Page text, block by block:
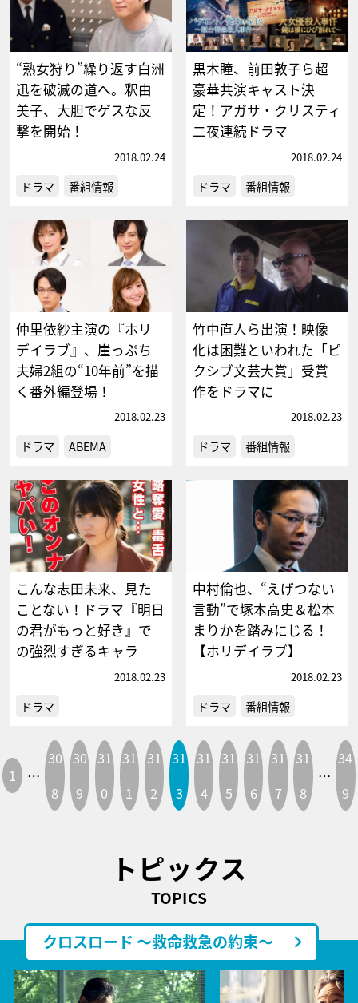
“熟女狩り”繰り返す白洲
迅を破滅の道へ。釈由
美子、大胆でゲスな反
撃を開始！
2018.02.24
ドラマ 番組情報
黒木瞳、前田敦子ら超
豪華共演キャスト決
定！アガサ・クリスティ
二夜連続ドラマ
2018.02.24
ドラマ 番組情報
仲里依紗主演の『ホリ
デイラブ』、崖っぷち
夫婦2組の“10年前”を描
く番外編登場！
2018.02.23
ドラマ ABEMA
竹中直人ら出演！映像
化は困難といわれた「ピ
クシブ文芸大賞」受賞
作をドラマに
2018.02.23
ドラマ 番組情報
こんな志田未来、見た
ことない！ドラマ『明日
の君がもっと好き』で
の強烈すぎるキャラ
2018.02.23
ドラマ
中村倫也、“えげつない
言動”で塚本高史＆松本
まりかを踏みにじる！
【ホリデイラブ】
2018.02.23
ドラマ 番組情報
1 …
30
8
30
9
31
0
31
1
31
2
31
3
31
4
31
5
31
6
31
7
31
8
…
34
9
トピックス
TOPICS
クロスロード ～救命救急の約束～